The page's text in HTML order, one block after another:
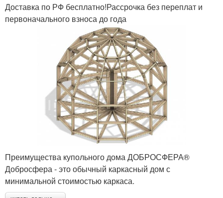
Доставка по РФ бесплатно!Рассрочка без переплат и
первоначального взноса до года
Преимущества купольного дома ДОБРОСФЕРА®
Добросфера - это обычный каркасный дом с
минимальной стоимостью каркаса.